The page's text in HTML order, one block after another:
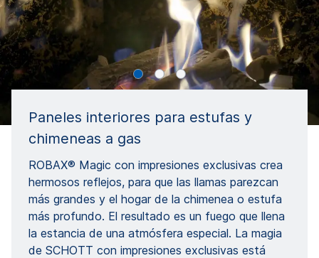
Paneles interiores para estufas y
chimeneas a gas
ROBAX® Magic con impresiones exclusivas crea
hermosos reflejos, para que las llamas parezcan
más grandes y el hogar de la chimenea o estufa
más profundo. El resultado es un fuego que llena
la estancia de una atmósfera especial. La magia
de SCHOTT con impresiones exclusivas está